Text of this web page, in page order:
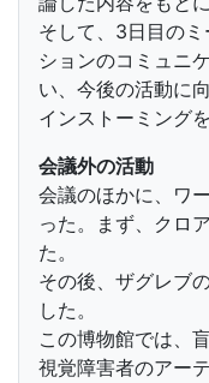
そして、3日目の
ションのコミュニ
い、今後の活動に
インストーミングを
会議外の活動
会議のほかに、ワ
った。まず、クロ
た。
その後、ザグレブ
した。
この博物館では、
視覚障害者のアー